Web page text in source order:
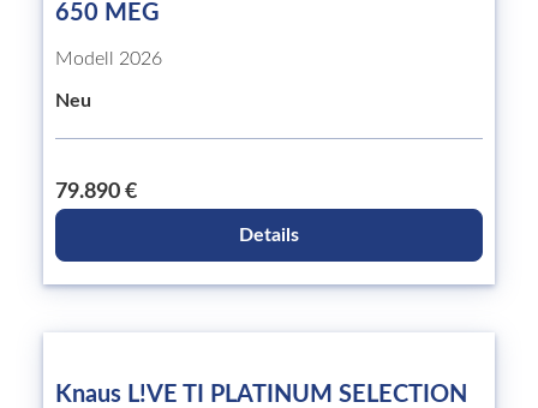
650 MEG
Modell 2026
Neu
79.890 €
Details
Knaus L!VE TI PLATINUM SELECTION